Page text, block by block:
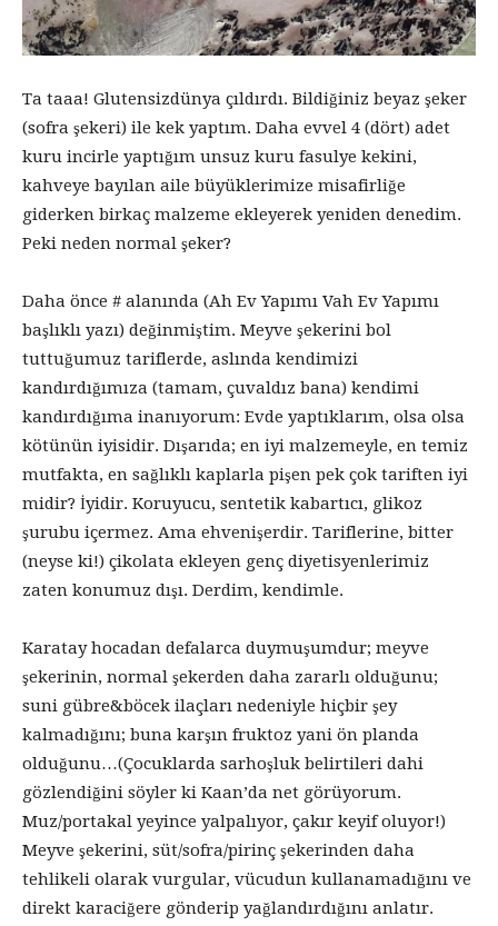
Ta taaa! Glutensizdünya çıldırdı. Bildiğiniz beyaz şeker
(sofra şekeri) ile kek yaptım. Daha evvel 4 (dört) adet
kuru incirle yaptığım unsuz kuru fasulye kekini,
kahveye bayılan aile büyüklerimize misafirliğe
giderken birkaç malzeme ekleyerek yeniden denedim.
Peki neden normal şeker?
Daha önce # alanında (Ah Ev Yapımı Vah Ev Yapımı
başlıklı yazı) değinmiştim. Meyve şekerini bol
tuttuğumuz tariflerde, aslında kendimizi
kandırdığımıza (tamam, çuvaldız bana) kendimi
kandırdığıma inanıyorum: Evde yaptıklarım, olsa olsa
kötünün iyisidir. Dışarıda; en iyi malzemeyle, en temiz
mutfakta, en sağlıklı kaplarla pişen pek çok tariften iyi
midir? İyidir. Koruyucu, sentetik kabartıcı, glikoz
şurubu içermez. Ama ehvenişerdir. Tariflerine, bitter
(neyse ki!) çikolata ekleyen genç diyetisyenlerimiz
zaten konumuz dışı. Derdim, kendimle.
Karatay hocadan defalarca duymuşumdur; meyve
şekerinin, normal şekerden daha zararlı olduğunu;
suni gübre&böcek ilaçları nedeniyle hiçbir şey
kalmadığını; buna karşın fruktoz yani ön planda
olduğunu…(Çocuklarda sarhoşluk belirtileri dahi
gözlendiğini söyler ki Kaan’da net görüyorum.
Muz/portakal yeyince yalpalıyor, çakır keyif oluyor!)
Meyve şekerini, süt/sofra/pirinç şekerinden daha
tehlikeli olarak vurgular, vücudun kullanamadığını ve
direkt karaciğere gönderip yağlandırdığını anlatır.